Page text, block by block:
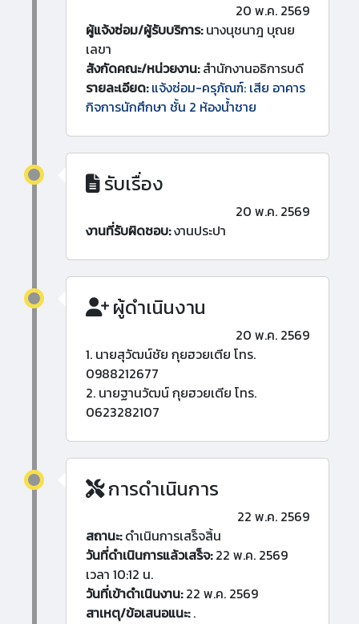
20 พ.ค. 2569
ผู้แจ้งซ่อม/ผู้รับบริการ:นางนุชนาฎ บุณย
เลขา
สังกัดคณะ/หน่วยงาน:สำนักงานอธิการบดี
รายละเอียด: แจ้งซ่อม-ครุภัณฑ์: เสีย อาคาร
กิจการนักศึกษา ชั้น 2 ห้องน้ำชาย
รับเรื่อง
20 พ.ค. 2569
งานที่รับผิดชอบ:งานประปา
ผู้ดำเนินงาน
20 พ.ค. 2569
1. นายสุวัฒน์ชัย กุยฮวยเตีย โทร.
0988212677
2. นายฐานวัฒน์ กุยฮวยเตีย โทร.
0623282107
การดำเนินการ
22 พ.ค. 2569
สถานะ:ดำเนินการเสร็จสิ้น
วันที่ดำเนินการแล้วเสร็จ:22 พ.ค. 2569
เวลา 10:12 น.
วันที่เข้าดำเนินงาน:22 พ.ค. 2569
สาเหตุ/ข้อเสนอแนะ:.